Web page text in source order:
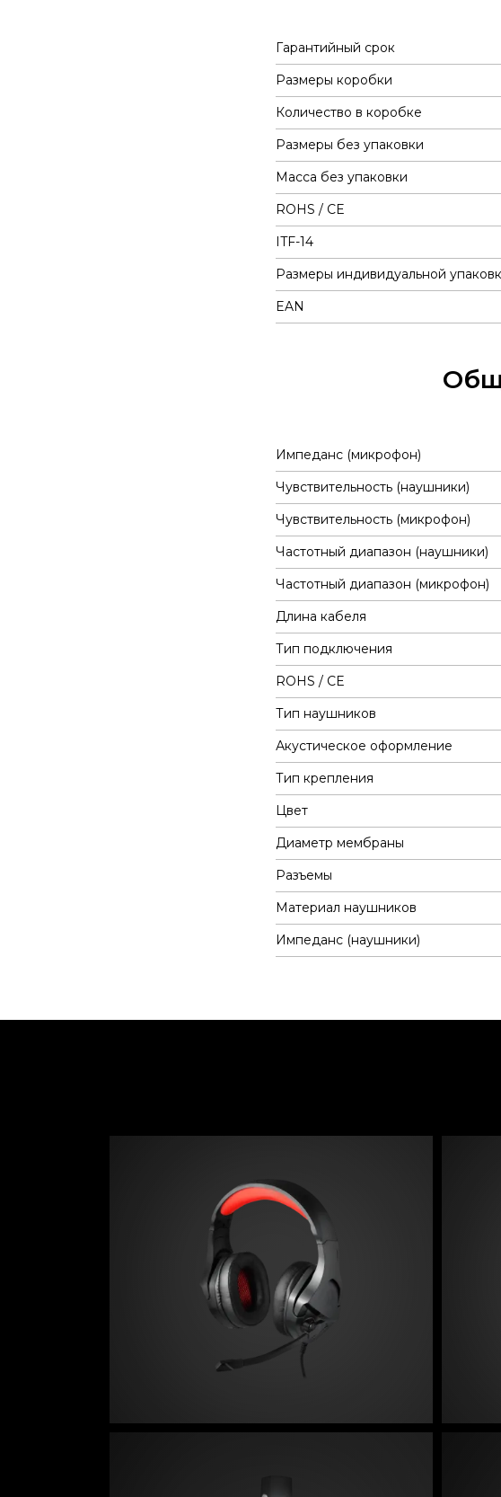
Гарантийный срок
Размеры коробки
Количество в коробке
Размеры без упаковки
Масса без упаковки
ROHS / CE
ITF-14
Размеры индивидуальной
EAN
Импеданс (микрофон)
Чувствительность (наушники)
Чувствительность (микрофон)
Частотный диапазон (наушники)
Частотный диапазон (микрофон)
Длина кабеля
Тип подключения
ROHS / CE
Тип наушников
Акустическое оформление
Тип крепления
Цвет
Диаметр мембраны
Разъемы
Материал наушников
Импеданс (наушники)